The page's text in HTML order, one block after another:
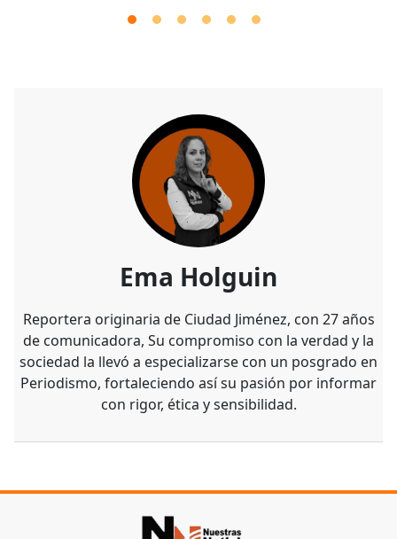
Ema Holguin
Reportera originaria de Ciudad Jiménez, con 27 años
de comunicadora, Su compromiso con la verdad y la
sociedad la llevó a especializarse con un posgrado en
Periodismo, fortaleciendo así su pasión por informar
con rigor, ética y sensibilidad.